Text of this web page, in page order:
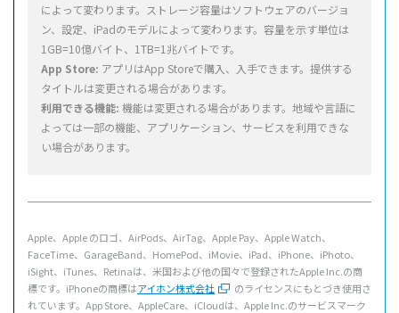
によって変わります。ストレージ容量はソフトウェアのバージョ
ン、設定、iPadのモデルによって変わります。容量を示す単位は
1GB=10億バイト、1TB=1兆バイトです。
App Store: アプリはApp Storeで購入、入手できます。提供する
タイトルは変更される場合があります。
利用できる機能:機能は変更される場合があります。地域や言語に
よっては一部の機能、アプリケーション、サービスを利用できな
い場合があります。
Apple、Apple のロゴ、AirPods、AirTag、Apple Pay、Apple Watch、
FaceTime、GarageBand、HomePod、iMovie、iPad、iPhone、iPhoto、
iSight、iTunes、Retinaは、米国および他の国々で登録されたApple Inc.の商
標です。iPhoneの商標はアイホン株式会社
のライセンスにもとづき使用さ
れています。App Store、AppleCare、iCloudは、Apple Inc.のサービスマーク